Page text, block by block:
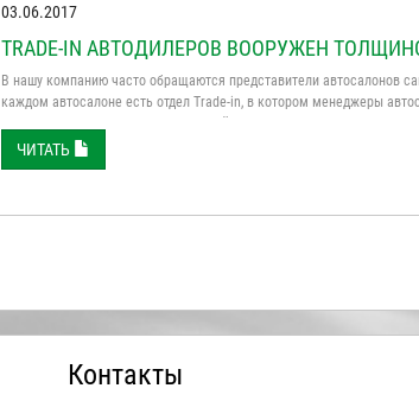
03.06.2017
TRADE-IN АВТОДИЛЕРОВ ВООРУЖЕН
В нашу компанию часто обращаются представители автосалонов
каждом автосалоне есть отдел Trade-in, в котором менеджеры
нового. И чтобы не прогадать с ценой и корректно оценить прошлое
толщиномера ...
ЧИТАТЬ
Контакты